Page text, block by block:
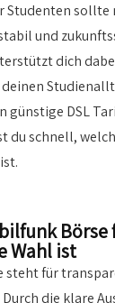
Studenten sollte
und
dich
günstige DSL
du schnell,
Börse
Wahl ist
steht für
die klare